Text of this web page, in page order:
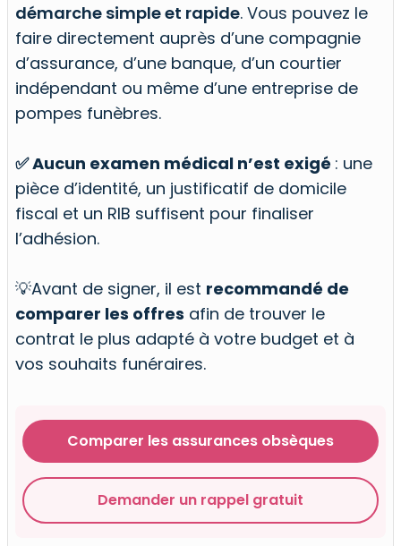
démarche simple et rapide. Vous pouvez le
faire directement auprès d’une compagnie
d’assurance, d’une banque, d’un courtier
indépendant ou même d’une entreprise de
pompes funèbres.
✅ Aucun examen médical n’est exigé : une
pièce d’identité, un justificatif de domicile
fiscal et un RIB suffisent pour finaliser
l’adhésion.
💡Avant de signer, il est recommandé de
comparer les offres afin de trouver le
contrat le plus adapté à votre budget et à
vos souhaits funéraires.
Comparer les assurances obsèques
Demander un rappel gratuit